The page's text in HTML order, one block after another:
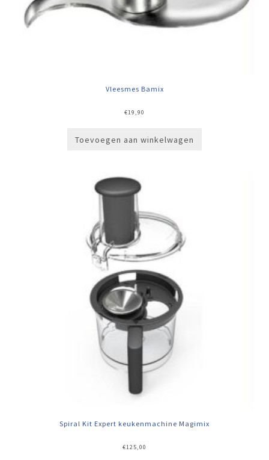
Vleesmes Bamix
€19,90
Toevoegen aan winkelwagen
Spiral Kit Expert keukenmachine Magimix
€125,00